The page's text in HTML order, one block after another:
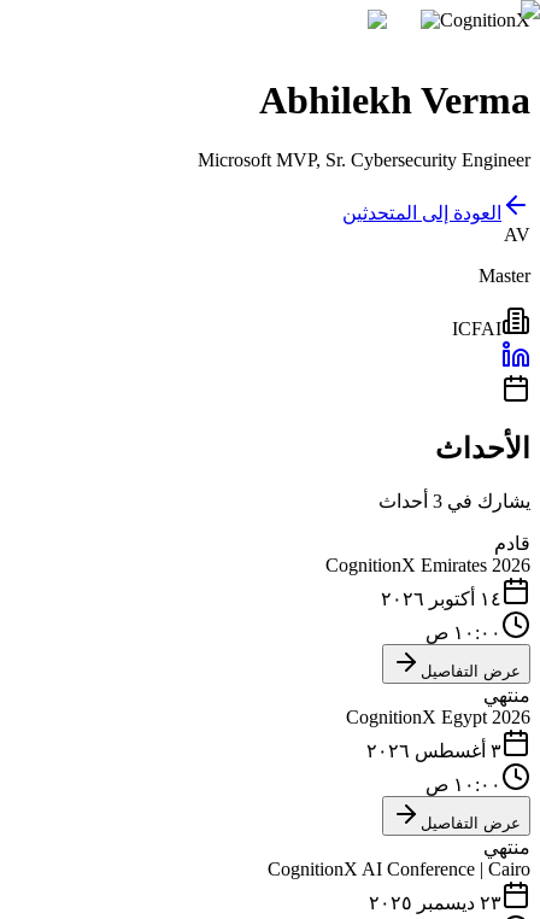
CognitionX
Abhilekh Verma
Microsoft MVP, Sr. Cybersecurity Engineer
العودة إلى المتحدثين
AV
Master
ICFAI
الأحداث
يشارك في 3 أحداث
قادم
CognitionX Emirates 2026
١٤ أكتوبر ٢٠٢٦
١٠:٠٠ ص
عرض التفاصيل
منتهي
CognitionX Egypt 2026
٣ أغسطس ٢٠٢٦
١٠:٠٠ ص
عرض التفاصيل
منتهي
CognitionX AI Conference | Cairo
٢٣ ديسمبر ٢٠٢٥